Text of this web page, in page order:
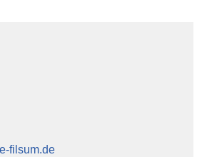
filsum.de